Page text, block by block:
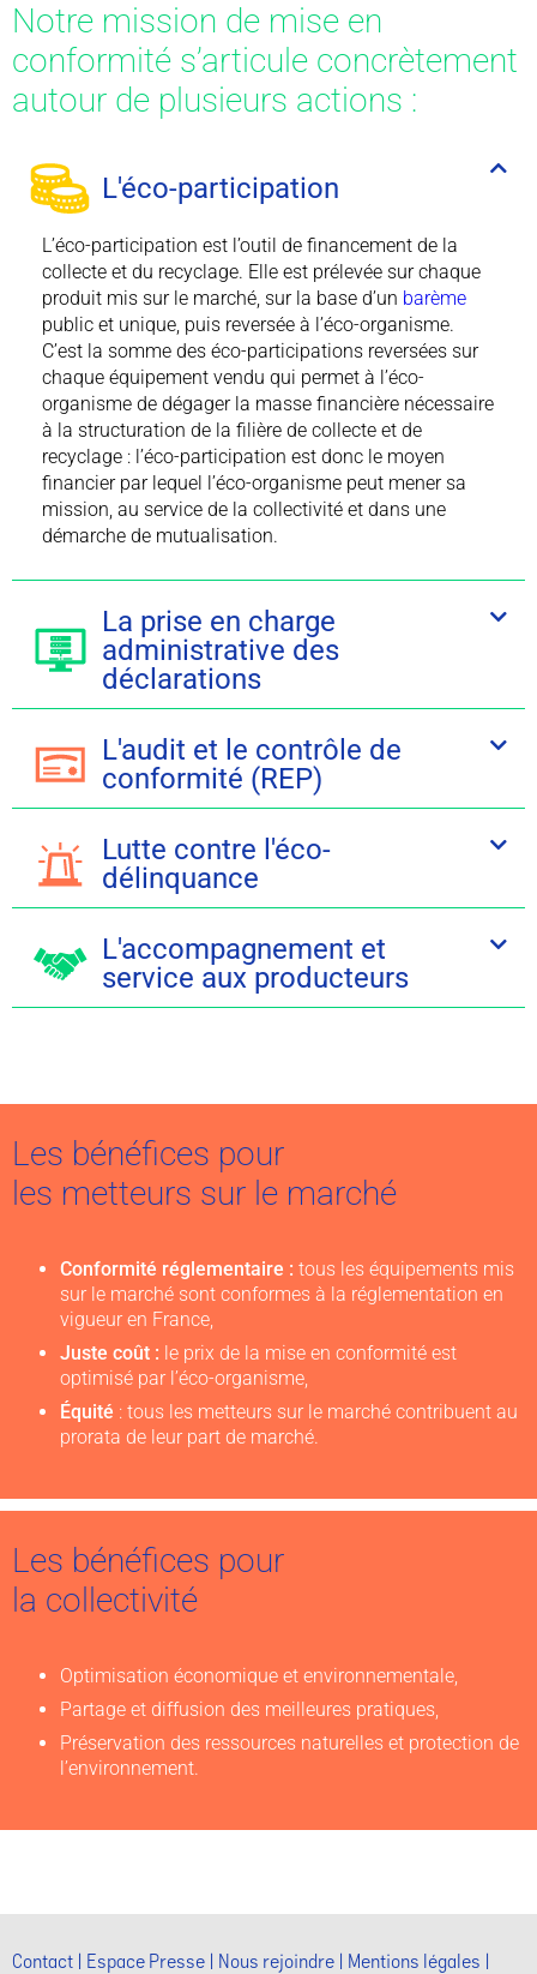
Notre mission de mise en
conformité s’articule concrètement
autour de plusieurs actions :
L'éco-participation
L’éco-participation est l’outil de financement de la
collecte et du recyclage. Elle est prélevée sur chaque
produit mis sur le marché, sur la base d’un barème
public et unique, puis reversée à l’éco-organisme.
C’est la somme des éco-participations reversées sur
chaque équipement vendu qui permet à l’éco-
organisme de dégager la masse financière nécessaire
à la structuration de la filière de collecte et de
recyclage : l’éco-participation est donc le moyen
financier par lequel l’éco-organisme peut mener sa
mission, au service de la collectivité et dans une
démarche de mutualisation.
La prise en charge
administrative des
déclarations
L'audit et le contrôle de
conformité (REP)
Lutte contre l'éco-
délinquance
L'accompagnement et
service aux producteurs
Les bénéfices pour
les metteurs sur le marché
Conformité réglementaire : tous les équipements mis
sur le marché sont conformes à la réglementation en
vigueur en France,
Juste coût : le prix de la mise en conformité est
optimisé par l’éco-organisme,
Équité : tous les metteurs sur le marché contribuent au
prorata de leur part de marché.
Les bénéfices pour
la collectivité
Optimisation économique et environnementale,
Partage et diffusion des meilleures pratiques,
Préservation des ressources naturelles et protection de
l’environnement.
Contact Espace Presse Nous rejoindre
Mentions légales